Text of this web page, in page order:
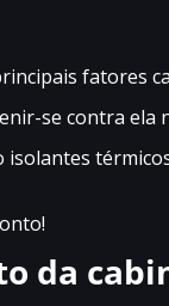
fatores
se contra ela
da